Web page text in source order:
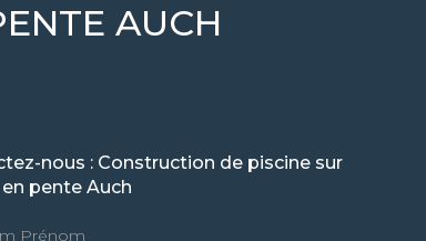
AUCH
nous : Construction de piscine sur
pente Auch